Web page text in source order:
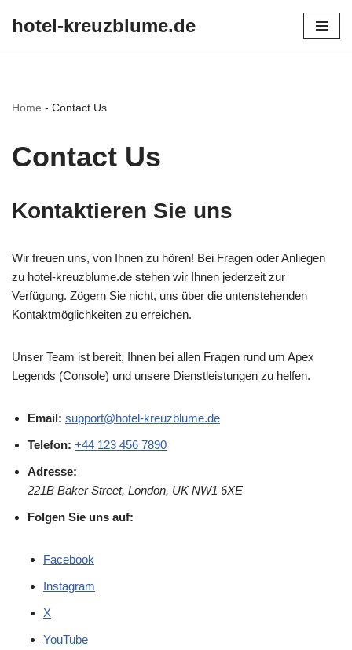
hotel-kreuzblume.de
Home - Contact Us
Contact Us
Kontaktieren Sie uns
Wir freuen uns, von Ihnen zu hören! Bei Fragen oder Anliegen
zu hotel-kreuzblume.de stehen wir Ihnen jederzeit zur
Verfügung. Zögern Sie nicht, uns über die untenstehenden
Kontaktmöglichkeiten zu erreichen.
Unser Team ist bereit, Ihnen bei allen Fragen rund um Apex
Legends (Console) und unsere Dienstleistungen zu helfen.
Email: support@hotel-kreuzblume.de
Telefon: +44 123 456 7890
Adresse:
221B Baker Street, London, UK NW1 6XE
Folgen Sie uns auf:
Facebook
Instagram
X
YouTube